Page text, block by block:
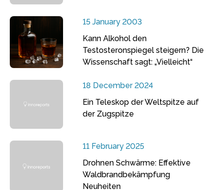
15 January 2003
Kann Alkohol den
Testosteronspiegel steigern? Die
Wissenschaft sagt: „Vielleicht“
18 December 2024
Ein Teleskop der Weltspitze auf
der Zugspitze
11 February 2025
Drohnen Schwärme: Effektive
Waldbrandbekämpfung
Neuheiten